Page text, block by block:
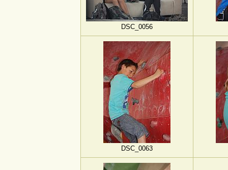
DSC_0056
DSC_0063